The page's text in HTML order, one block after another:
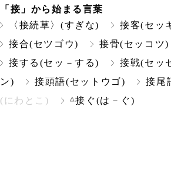
「接」から始まる言葉
〈接続草〉(すぎな)
接客(セッ
接合(セツゴウ)
接骨(セッコツ)
接する(セッ－する)
接戦(セッ
ン)
接頭語(セットウゴ) 接尾
(にわとこ)
△接ぐ(は－ぐ)